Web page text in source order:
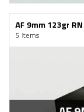
AF 9mm 123gr
5 Items